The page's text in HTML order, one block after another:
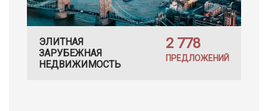
ЭЛИТНАЯ
ЗАРУБЕЖНАЯ
НЕДВИЖИМОСТЬ
2 778
ПРЕДЛОЖЕНИЙ